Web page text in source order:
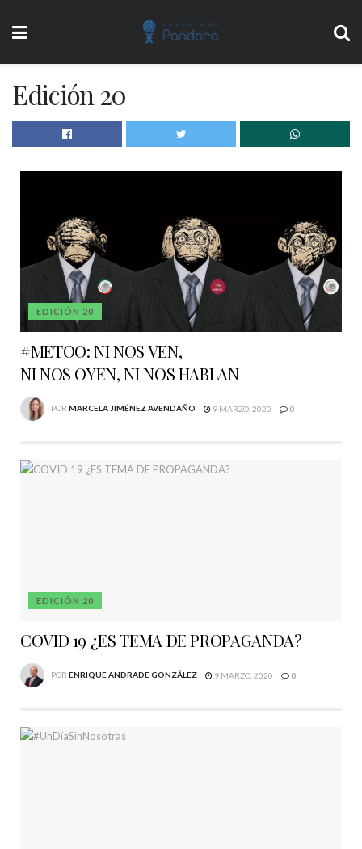
Edición 20
EDICIÓN 20
#METOO: NI NOS VEN,
NI NOS OYEN, NI NOS HABLAN
POR MARCELA JIMÉNEZ AVENDAÑO 9 MARZO, 2020 0
EDICIÓN 20
COVID 19 ¿ES TEMA DE PROPAGANDA?
POR ENRIQUE ANDRADE GONZÁLEZ 9 MARZO, 2020 0